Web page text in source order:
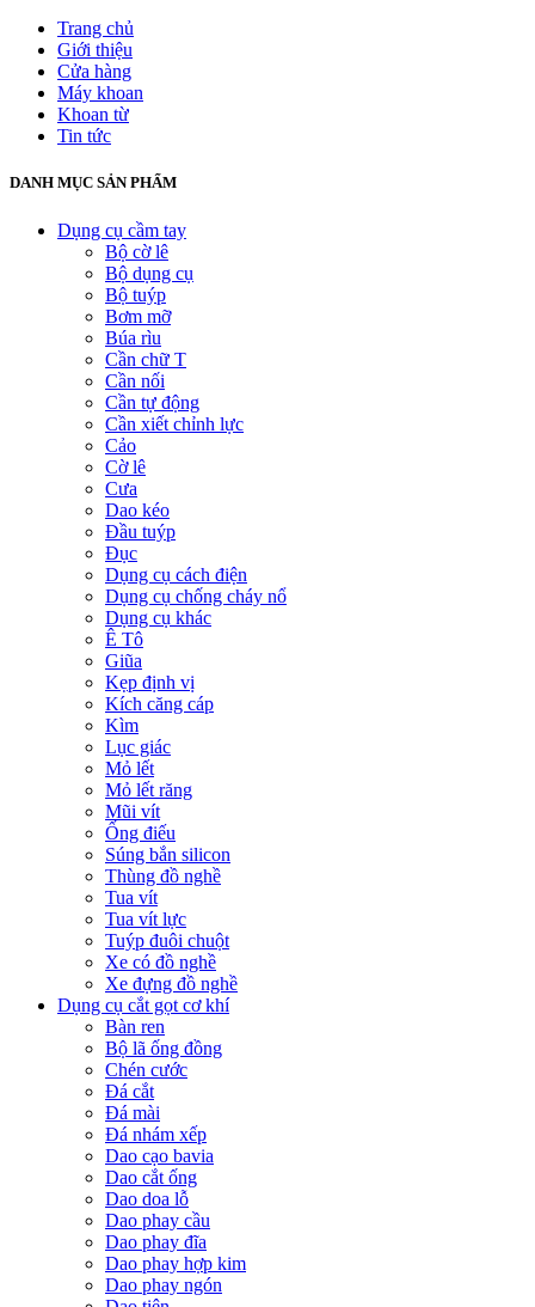
Trang chủ
Giới thiệu
Cửa hàng
Máy khoan
Khoan từ
Tin tức
DANH MỤC SẢN PHẨM
Dụng cụ cầm tay
Bộ cờ lê
Bộ dụng cụ
Bộ tuýp
Bơm mỡ
Búa rìu
Cần chữ T
Cần nối
Cần tự động
Cần xiết chỉnh lực
Cảo
Cờ lê
Cưa
Dao kéo
Đầu tuýp
Đục
Dụng cụ cách điện
Dụng cụ chống cháy nổ
Dụng cụ khác
Ê Tô
Giũa
Kẹp định vị
Kích căng cáp
Kìm
Lục giác
Mỏ lết
Mỏ lết răng
Mũi vít
Ống điếu
Súng bắn silicon
Thùng đồ nghề
Tua vít
Tua vít lực
Tuýp đuôi chuột
Xe có đồ nghề
Xe đựng đồ nghề
Dụng cụ cắt gọt cơ khí
Bàn ren
Bộ lã ống đồng
Chén cước
Đá cắt
Đá mài
Đá nhám xếp
Dao cạo bavia
Dao cắt ống
Dao doa lỗ
Dao phay cầu
Dao phay đĩa
Dao phay hợp kim
Dao phay ngón